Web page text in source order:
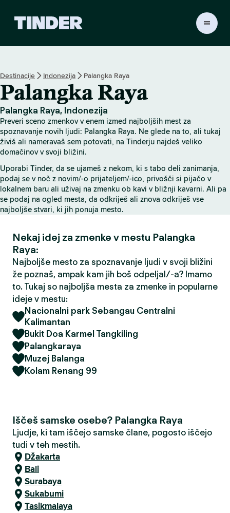
r
:
D
o
m
o
v
Destinacije Indonezija Palangka Raya
Palangka Raya
Palangka Raya, Indonezija
Preveri sceno zmenkov v enem izmed najboljših mest za
spoznavanje novih ljudi: Palangka Raya. Ne glede na to, ali tukaj
živiš ali nameravaš sem potovati, na Tinderju najdeš veliko
domačinov v svoji bližini.
Uporabi Tinder, da se ujameš z nekom, ki s tabo deli zanimanja,
podaj se v noč z novim/-o prijateljem/-ico, privošči si pijačo v
lokalnem baru ali uživaj na zmenku ob kavi v bližnji kavarni. Ali pa
se podaj na ogled mesta, da odkriješ ali znova odkriješ vse
najboljše stvari, ki jih ponuja mesto.
Nekaj idej za zmenke v mestu Palangka
Raya:
Najboljše mesto za spoznavanje ljudi v svoji bližini
že poznaš, ampak kam jih boš odpeljal/-a? Imamo
to. Tukaj so najboljša mesta za zmenke in popularne
ideje v mestu:
Nacionalni park Sebangau Centralni
Kalimantan
Bukit Doa Karmel Tangkiling
Palangkaraya
Muzej Balanga
Kolam Renang 99
Iščeš samske osebe? Palangka Raya
Ljudje, ki tam iščejo samske člane, pogosto iščejo
tudi v teh mestih.
Džakarta
Bali
Surabaya
Sukabumi
Tasikmalaya